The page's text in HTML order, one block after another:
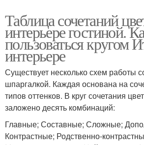
Таблица сочетаний
интерьере гостиной.
пользоваться кругом
интерьере
Существует несколько схем работы
шпаргалкой. Каждая основана на
типов оттенков. В круг сочетания
заложено десять комбинаций:
Главные; Составные; Сложные;
Контрастные; Родственно-